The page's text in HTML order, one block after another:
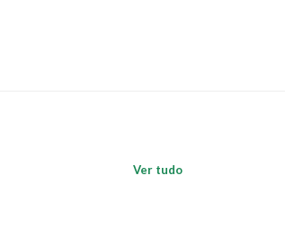
Ver tudo